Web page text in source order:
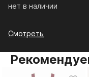
нет в наличии
Смотреть